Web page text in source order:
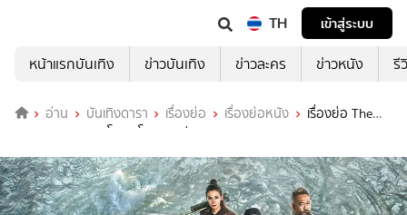
TH
เข้าสู่ระบบ
หน้าแรกบันเทิง
ข่าวบันเทิง ข่าวละคร ข่าวหนัง รี
อ่าน บันเทิงดารา เรื่องย่อ เรื่องย่อหนัง
เรื่องย่อ The
Legend Hunters โมจิน โคตรคนล่าสุสาน